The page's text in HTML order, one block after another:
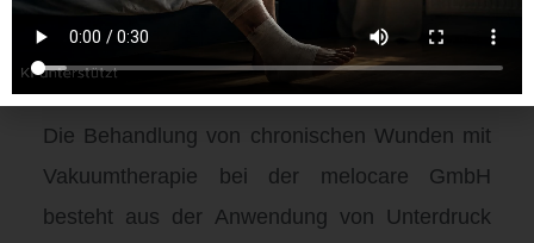
verbänden, die speziell für die Verwendung mit
der Vakuumtherapie entwickelt wurden.
Die Behandlung von chronischen Wunden mit
Vakuumtherapie bei der melocare GmbH
besteht aus der Anwendung von Unterdruck